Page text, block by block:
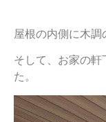
屋根の内側に木調
そして、お家の軒
た。